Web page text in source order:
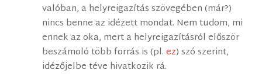
valóban, a helyreigazítás szövegében (már?)
nincs benne az idézett mondat. Nem tudom, mi
ennek az oka, mert a helyreigazításról először
beszámoló több forrás is (pl.ez) szó szerint,
idézőjelbe téve hivatkozik rá.